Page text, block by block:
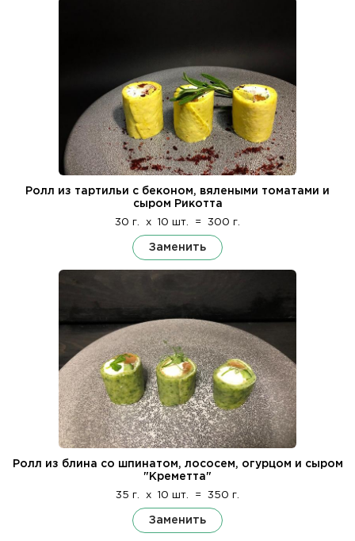
Ролл из тартильи с беконом, вялеными томатами и
сыром Рикотта
30 г. x 10 шт. = 300 г.
Заменить
Ролл из блина со шпинатом, лососем, огурцом и сыром
"Креметта"
35 г. x 10 шт. = 350 г.
Заменить